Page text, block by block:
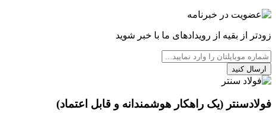
زودتر از بقیه از رویدادهای ما با خبر شوید
ارسال کنید
فولادسنتر (یک راهکار هوشمندانه و قابل اعتماد)